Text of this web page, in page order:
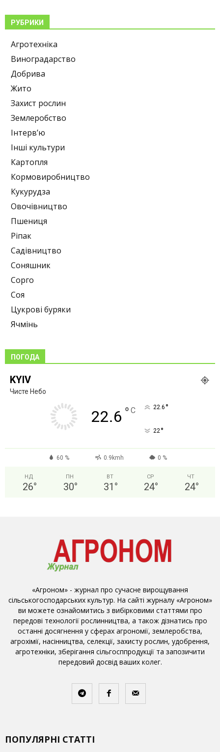
РУБРИКИ
Агротехніка
Виноградарство
Добрива
Жито
Захист рослин
Землеробство
Інтерв’ю
Інші культури
Картопля
Кормовиробництво
Кукурудза
Овочівництво
Пшениця
Ріпак
Садівництво
Соняшник
Сорго
Соя
Цукрові буряки
Ячмінь
ПОГОДА
KYIV
Чисте Небо
22.6 ° C 22.6 °
22°
60 % 0.9kmh 0 %
НД
26°
ПН
30°
ВТ
31 °
СР
24°
ЧТ
24°
«Агроном» - журнал про сучасне вирощування
сільськогосподарських культур. На сайті журналу «Агроном»
ви можете ознайомитись з вибірковими статтями про
передові технології рослинництва, а також дізнатись про
останні досягнення у сферах агрономії, землеробства,
агрохімії, насінництва, селекції, захисту рослин, удобрення,
агротехніки, зберігання сільгосппродукції та запозичити
передовий досвід ваших колег.
ПОПУЛЯРНІ СТАТТІ